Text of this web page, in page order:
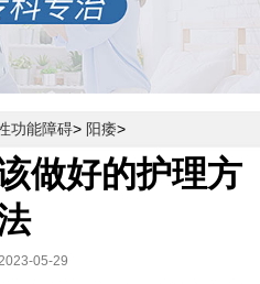
功能障碍> 阳痿>
做好的护理方
05-29